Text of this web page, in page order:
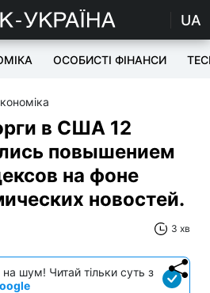
UA
ОСОБИСТІ ФІНАНСИ
в США 12
повышением
на фоне
новостей.
3 хв
шум! Читай тільки суть з